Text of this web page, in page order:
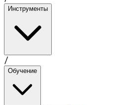
Инструменты
/
Обучение